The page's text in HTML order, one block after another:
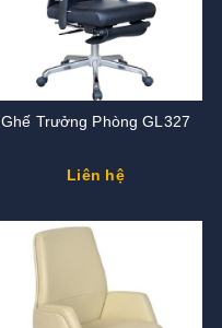
Ghế Trưởng Phòng GL327
Liên hệ